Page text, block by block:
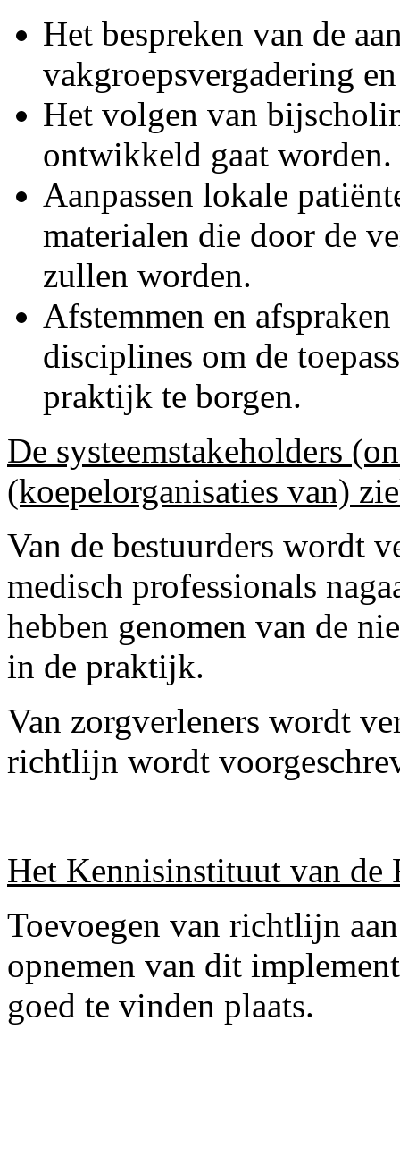
Het bespreken van de
vakgroepsvergadering
Het volgen van
ontwikkeld gaat worden.
Aanpassen lokale
materialen die door de
zullen worden.
Afstemmen en
disciplines om de
praktijk te borgen.
De systeemstakeholders
(koepelorganisaties van)
Van de bestuurders wordt
medisch professionals
hebben genomen van de
in de praktijk.
Van zorgverleners wordt
richtlijn wordt
Het Kennisinstituut van de
Toevoegen van richtlijn
opnemen van dit
goed te vinden plaats.